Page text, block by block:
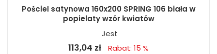
Pościel satynowa 160x200 SPRING 106 biała w
popielaty wzór kwiatów
Jest
113,04 zł Rabat: 15 %